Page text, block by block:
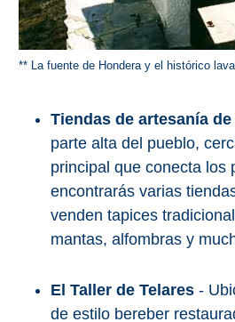
** La fuente de Hondera y el histórico
Tiendas de artesanía
parte alta del pueblo,
principal que conecta los
encontrarás varias
venden tapices
mantas, alfombras y
El Taller de Telares -
de estilo bereber